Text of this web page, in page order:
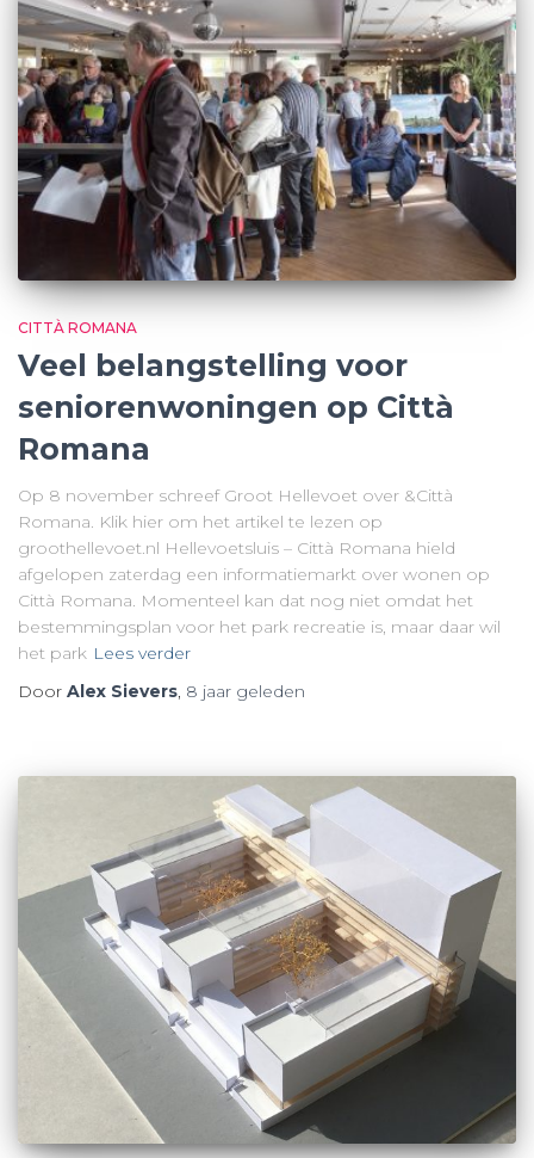
CITTÀ ROMANA
Veel belangstelling voor
seniorenwoningen op Città
Romana
Op 8 november schreef Groot Hellevoet over &Città
Romana. Klik hier om het artikel te lezen op
groothellevoet.nl Hellevoetsluis – Città Romana hield
afgelopen zaterdag een informatiemarkt over wonen op
Città Romana. Momenteel kan dat nog niet omdat het
bestemmingsplan voor het park recreatie is, maar daar wil
het park Lees verder
Door Alex Sievers, 8 jaar geleden